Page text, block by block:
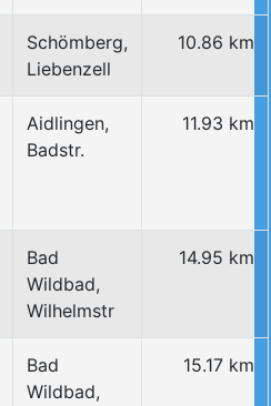
Schömberg,
Liebenzell
10.86 km
Aidlingen,
Badstr.
11.93 km
Bad
Wildbad,
Wilhelmstr
14.95 km
Bad
Wildbad,
15.17 km